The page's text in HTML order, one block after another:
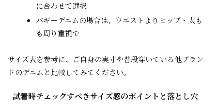
に合わせて選択
バギーデニムの場合は、ウエストよりヒップ・太も
も周り重視で
サイズ表を参考に、ご自身の実寸や普段穿いている他ブラン
ドのデニムと比較してみてください。
試着時チェックすべきサイズ感のポイントと落とし穴